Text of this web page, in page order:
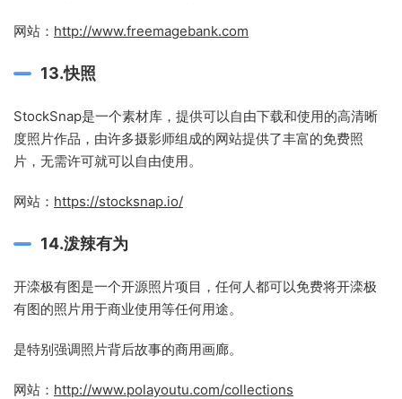
网站： http://www.freemagebank.com
13.快照
StockSnap是一个素材库，提供可以自由下载和使用的高清晰
度照片作品，由许多摄影师组成的网站提供了丰富的免费照
片，无需许可就可以自由使用。
网站： https://stocksnap.io/
14.泼辣有为
开滦极有图是一个开源照片项目，任何人都可以免费将开滦极
有图的照片用于商业使用等任何用途。
是特别强调照片背后故事的商用画廊。
网站： http://www.polayoutu.com/collections